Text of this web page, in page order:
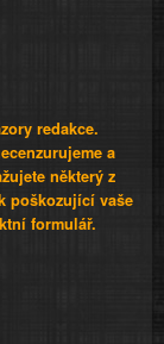
redakce.
a
některý z
poškozující vaše
formulář.